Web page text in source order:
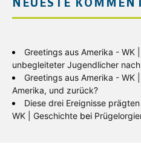
NEUESTE
Greetings aus Amerika - WK
unbegleiteter Jugendlicher
Greetings aus Amerika - WK
Amerika, und zurück?
Diese drei Ereignisse
WK | Geschichte bei